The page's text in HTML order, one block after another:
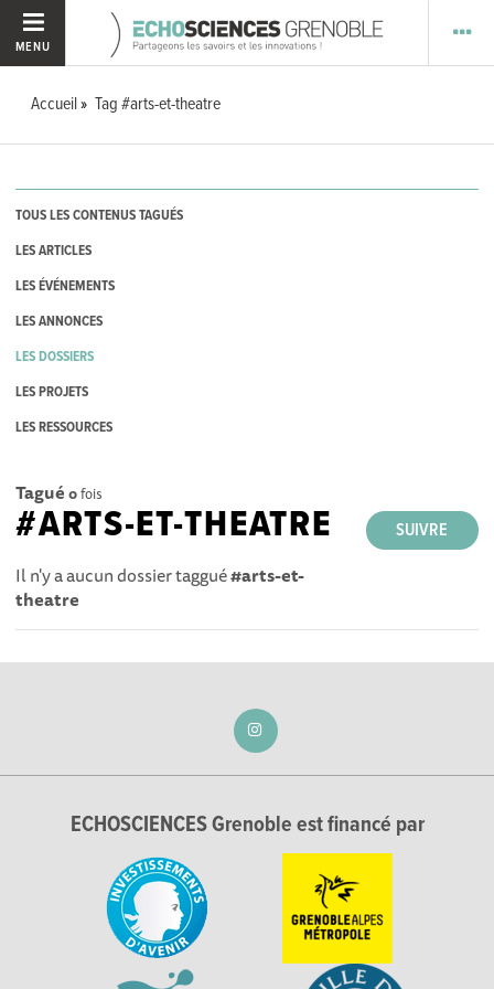
MENU
Accueil Tag #arts-et-theatre
TOUS LES CONTENUS TAGUÉS
LES ARTICLES
LES ÉVÉNEMENTS
LES ANNONCES
LES DOSSIERS
LES PROJETS
LES RESSOURCES
Tagué 0fois
SUIVRE
#ARTS-ET-THEATRE
Il n'y a aucun dossier taggué#arts-et-
theatre
ECHOSCIENCES Grenoble est financé par